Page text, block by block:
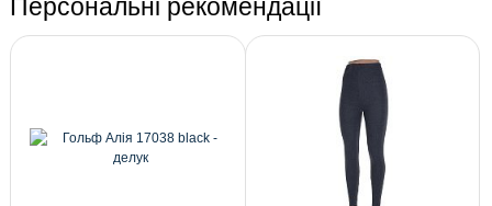
Персональні рекомендації